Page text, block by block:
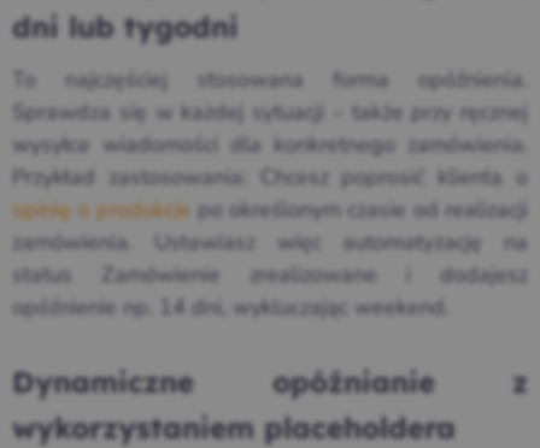
dni lub tygodni
To najczęściej stosowana forma opóźnienia.
Sprawdza się w każdej sytuacji – także przy ręcznej
wysyłce wiadomości dla konkretnego zamówienia.
Przykład zastosowania: Chcesz poprosić klienta o
opinię o produkcie po określonym czasie od realizacji
zamówienia. Ustawiasz więc automatyzację na
status Zamówienie zrealizowane i dodajesz
opóźnienie np. 14 dni, wykluczając weekend.
Dynamiczne opóźnianie z
wykorzystaniem placeholdera